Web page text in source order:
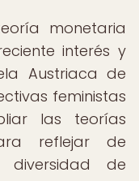
monetaria
interés y
Austriaca de
feministas
las teorías
reflejar de
de